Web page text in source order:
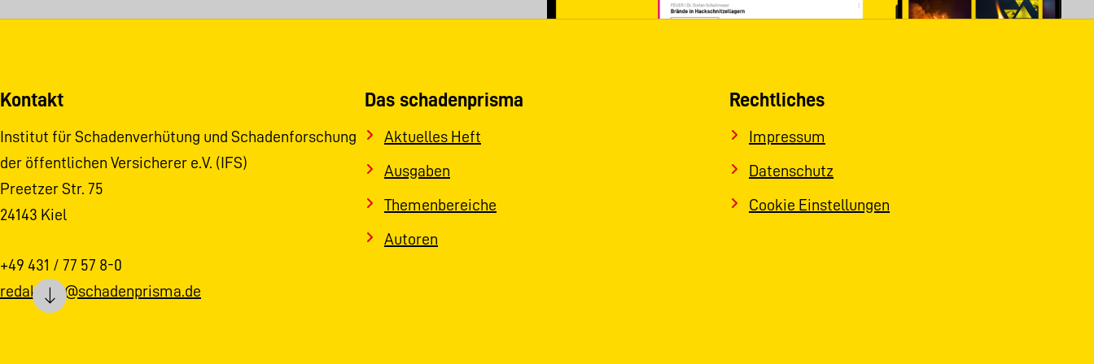
Kontakt
Institut für Schadenverhütung und Schadenforschung
der öffentlichen Versicherer e.V. (IFS)
Preetzer Str. 75
24143 Kiel
+49 431 / 77 57 8-0
redaktion@schadenprisma.de
Das schadenprisma
Aktuelles Heft
Ausgaben
Themenbereiche
Autoren
Rechtliches
Impressum
Datenschutz
Cookie Einstellungen